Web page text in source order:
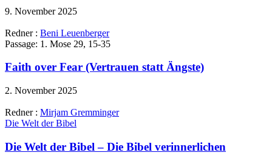
9. November 2025
Redner : Beni Leuenberger
Passage: 1. Mose 29, 15-35
Faith over Fear (Vertrauen statt Ängste)
2. November 2025
Redner : Mirjam Gremminger
Die Welt der Bibel
Die Welt der Bibel – Die Bibel verinnerlichen